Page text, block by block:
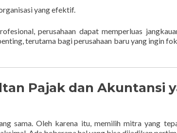
yang efektif.
perusahaan dapat memperluas
terutama bagi perusahaan baru yang ingin
Pajak dan Akuntansi
sama. Oleh karena itu, memilih mitra yang